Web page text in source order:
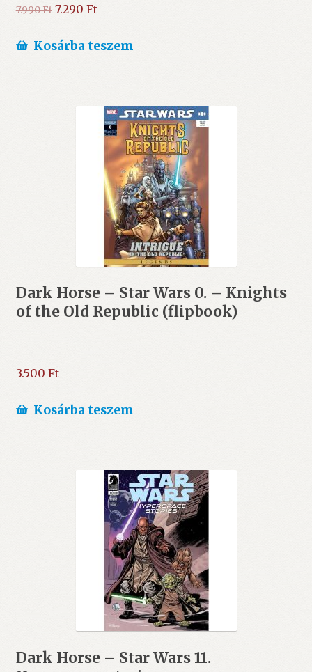
7.990Ft Original
was:
7.290 FtCurrent
is:
Kosárba teszem
Dark Horse – Star Wars 0. – Knights
of the Old Republic (flipbook)
3.500 Ft
Kosárba teszem
Dark Horse – Star Wars 11.